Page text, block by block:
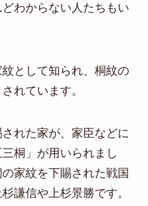
わからない人たちもい
として知られ、桐紋の
れています。
れた家が、家臣などに
桐」が用いられまし
家紋を下賜された戦国
謙信や上杉景勝です。